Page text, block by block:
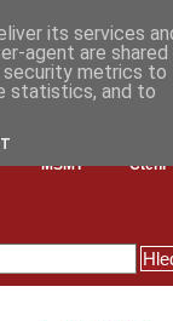
MŠMT Čtení
its services
agent are shared
security metrics to
statistics, and to